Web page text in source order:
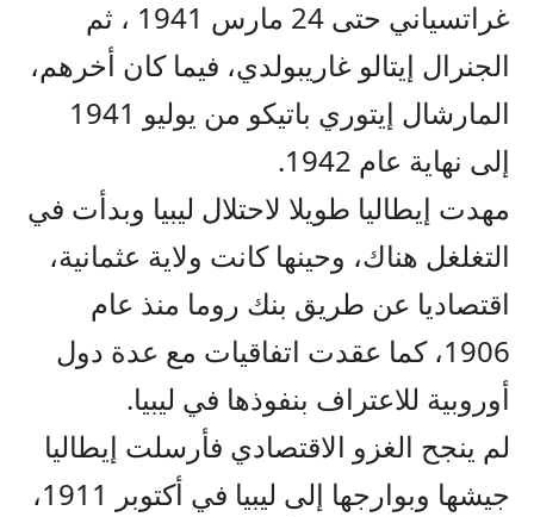
غراتسياني حتى 24 مارس 1941 ، ثم
الجنرال إيتالو غاريبولدي، فيما كان أخرهم،
المارشال إيتوري باتيكو من يوليو 1941
إلى نهاية عام 1942.
مهدت إيطاليا طويلا لاحتلال ليبيا وبدأت في
التغلغل هناك، وحينها كانت ولاية عثمانية،
اقتصاديا عن طريق بنك روما منذ عام
1906، كما عقدت اتفاقيات مع عدة دول
أوروبية للاعتراف بنفوذها في ليبيا.
لم ينجح الغزو الاقتصادي فأرسلت إيطاليا
جيشها وبوارجها إلى ليبيا في أكتوبر 1911،